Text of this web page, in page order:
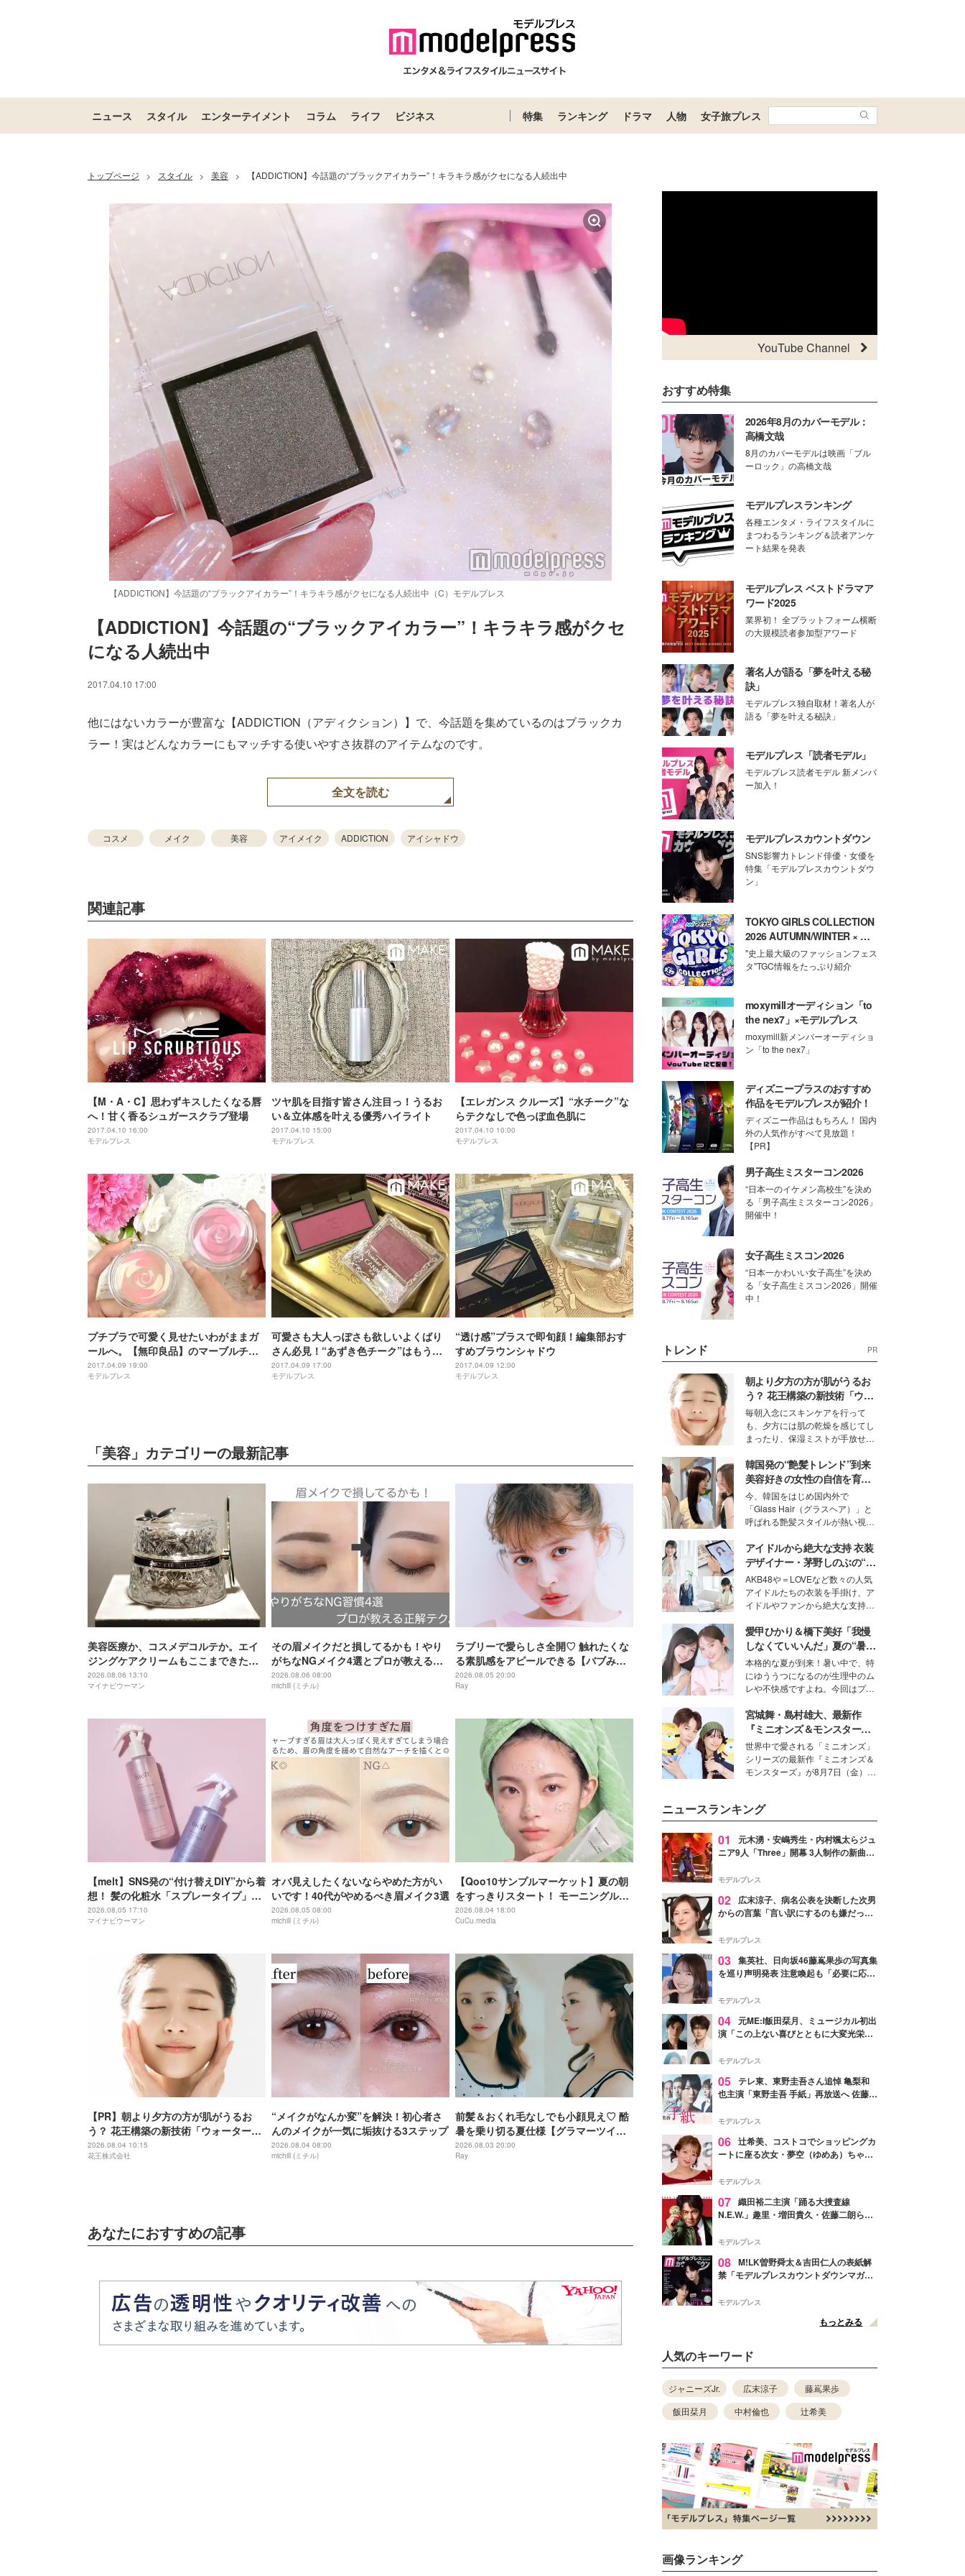
ニュース スタイル エンターテイメント コラム ライフ ビジネス 特集 ランキング ドラマ 人物 女子旅プレス
トップページ > スタイル > 美容 > 【ADDICTION】今話題の“ブラックアイカラー”！キラキラ感がクセになる人続出中
【ADDICTION】今話題の“ブラックアイカラー”！キラキラ感がクセになる人続出中（C）モデルプレス
【ADDICTION】今話題の“ブラックアイカラー”！キラキラ感がクセ
になる人続出中
2017.04.10 17:00
他にはないカラーが豊富な【ADDICTION（アディクション）】で、今話題を集めているのはブラックカ
ラー！実はどんなカラーにもマッチする使いやすさ抜群のアイテムなのです。
全文を読む
コスメ メイク 美容 アイメイク ADDICTION アイシャドウ
関連記事
【M・A・C】思わずキスしたくなる唇
へ！甘く香るシュガースクラブ登場
2017.04.10 16:00
モデルプレス
ツヤ肌を目指す皆さん注目っ！うるお
い＆立体感を叶える優秀ハイライト
2017.04.10 15:00
モデルプレス
【エレガンス クルーズ】“水チーク”な
らテクなしで色っぽ血色肌に
2017.04.10 10:00
モデルプレス
プチプラで可愛く見せたいわがままガ
ールへ。【無印良品】のマーブルチー
クがコスパ良すぎ
2017.04.09 19:00
モデルプレス
可愛さも大人っぽさも欲しいよくばり
さん必見！“あずき色チーク”はもうゲ
ットした？
2017.04.09 17:00
モデルプレス
“透け感”プラスで即旬顔！編集部おす
すめブラウンシャドウ
2017.04.09 12:00
モデルプレス
「美容」カテゴリーの最新記事
美容医療か、コスメデコルテか。エイ
ジングケアクリームもここまできた
か！ 18万円のクリームが謳う“100年美
肌”とは？
2026.08.06 13:10
マイナビウーマン
その眉メイクだと損してるかも！やり
がちなNGメイク4選とプロが教える解
決テク
2026.08.06 08:00
michill (ミチル)
ラブリーで愛らしさ全開♡ 触れたくな
る素肌感をアピールできる【バブみ
face】の作り方
2026.08.05 20:00
Ray
【melt】SNS発の“付け替えDIY”から着
想！ 髪の化粧水「スプレータイプ」登
場
2026.08.05 17:10
マイナビウーマン
オバ見えしたくないならやめた方がい
いです！40代がやめるべき眉メイク3選
2026.08.05 08:00
michill (ミチル)
【Qoo10サンプルマーケット】夏の朝
をすっきりスタート！ モーニングルー
ティンに加えたい朝活コスメ＆インナ
ーケア〜８月１週目アイテムから５品
2026.08.04 18:00
CuCu.media
【PR】朝より夕方の方が肌がうるお
う？ 花王構築の新技術「ウォーターキ
ャプチャリングスキン（捕水肌）」が
スキンケアの常識を変える予感
2026.08.04 10:15
花王株式会社
“メイクがなんか変”を解決！初心者さ
んのメイクが一気に垢抜ける3ステップ
2026.08.04 08:00
michill (ミチル)
前髪＆おくれ毛なしでも小顔見え♡ 酷
暑を乗り切る夏仕様【グラマーツイン
ハーフ】の作り方
2026.08.03 20:00
Ray
あなたにおすすめの記事
YouTube Channel
おすすめ特集
2026年8月のカバーモデル：
高橋文哉
8月のカバーモデルは映画「ブル
ーロック」の高橋文哉
モデルプレスランキング
各種エンタメ・ライフスタイルに
まつわるランキング＆読者アンケ
ート結果を発表
モデルプレス ベストドラマア
ワード2025
業界初！ 全プラットフォーム横断
の大規模読者参加型アワード
著名人が語る「夢を叶える秘
訣」
モデルプレス独自取材！著名人が
語る「夢を叶える秘訣」
モデルプレス「読者モデル」
モデルプレス読者モデル 新メンバ
ー加入！
モデルプレスカウントダウン
SNS影響力トレンド俳優・女優を
特集「モデルプレスカウントダウ
ン」
TOKYO GIRLS COLLECTION
2026 AUTUMN/WINTER × モ
デルプレス
"史上最大級のファッションフェス
タ"TGC情報をたっぷり紹介
moxymillオーディション「to
the nex7」×モデルプレス
moxymill新メンバーオーディショ
ン「to the nex7」
ディズニープラスのおすすめ
作品をモデルプレスが紹介！
ディズニー作品はもちろん！ 国内
外の人気作がすべて見放題！
【PR】
男子高生ミスターコン2026
“日本一のイケメン高校生”を決め
る「男子高生ミスターコン2026」
開催中！
女子高生ミスコン2026
“日本一かわいい女子高生”を決め
る「女子高生ミスコン2026」開催
中！
トレンド PR
朝より夕方の方が肌がうるお
う？ 花王構築の新技術「ウォ
ーターキャプチャリングスキ
ン（捕水肌）」がスキンケア
の常識を変える予感
毎朝入念にスキンケアを行って
も、夕方には肌の乾燥を感じてし
まったり、保湿ミストが手放せな
な美容の常識を大きく変える可能
性を秘めた、革新的な「Water
Capturing Skin（ウォーターキャ
プチャリングスキン：捕水肌）」
技術を、花王が構築した。
韓国発の“艶髪トレンド”到来
美容好きの女性の自信を育む
「ヘアケア事情」って？
今、韓国をはじめ国内外で
「Glass Hair（グラスヘア）」と
呼ばれる艶髪スタイルが熱い視線
ションの完成度を高めるベースと
して、“髪そのものの美しさ”に改
めて注目する人が増えている様
子。今回は、そんな憧れの艶やか
な髪を日常で叶える、美容好きの
女性たちのヘアケア事情を紹介し
ます。
アイドルから絶大な支持 衣装
デザイナー・茅野しのぶの“可
愛い”を作る美学＜「シチズン
クロスシー」インタビュー＞
AKB48や＝LOVEなど数々の人気
アイドルたちの衣装を手掛け、ア
イドルやファンから絶大な支持を
取締役兼クリエイティブディレク
ター・茅野しのぶ。一人ひとりの
個性に寄り添い、魅力を引き出す
衣装作りは、多くの女性たちに勇
気と自信を与え続けている。
愛甲ひかり＆橋下美好「我慢
しなくていいんだ」夏の“暑さ
対策”の新しい選択肢とは？
本格的な夏が到来！暑い中で、特
にゆううつになるのが生理中のム
レや不快感ですよね。今回はプラ
モデル・愛甲ひかりさんと橋下美
好さんを迎えて本音で女子会トー
ク。猛暑のお出かけを快適に過ご
すヒントや、2人が感動した夏の
生理の新常識にも迫りました。
宮城舞・島村雄大、最新作
『ミニオンズ＆モンスター
ズ』の魅力熱弁 ハチャメチャ
だけじゃない“友情と絆”に感
動
世界中で愛される「ミニオンズ」
シリーズの最新作『ミニオンズ＆
モンスターズ』が8月7日（金）に
デルの宮城舞と島村雄大の特別対
談をお届け！それぞれの視点か
ら、今作ならではの魅力や予想外
の感動をもたらす奥深いストーリ
た。
ニュースランキング
01
元木湧・安嶋秀生・内村颯太らジュ
ニア9人「Three」開幕 3人制作の新曲＆
進んで夢を掴みたい」【ゲネプロレポ】
モデルプレス
02
広末涼子、病名公表を決断した次男
からの言葉「言い訳にするのも嫌だっ
モデルプレス
03 集英社、日向坂46藤嶌果歩の写真集
を巡り声明発表 注意喚起も「必要に応じ
モデルプレス
04 元ME:I飯田栞月、ミュージカル初出
演「この上ない喜びとともに大変光栄」
ャスト発表
モデルプレス
05 テレ東、東野圭吾さん追悼 亀梨和
也主演「東野圭吾 手紙」再放送へ 佐藤隆
モデルプレス
06 辻希美、コストコでショッピングカ
ートに座る次女・夢空（ゆめあ）ちゃん
ぎ」「成長を感じる」の声
モデルプレス
07 織田裕二主演「踊る大捜査線
N.E.W.」趣里・増田貴久・佐藤二朗ら新
徴する“謎のキーワード”も
モデルプレス
08 M!LK曽野舜太＆吉田仁人の表紙解
禁「モデルプレスカウントダウンマガジ
モデルプレス
もっとみる
人気のキーワード
ジャニーズJr. 広末涼子
藤嶌果歩
飯田栞月
中村倫也 辻希美
画像ランキング